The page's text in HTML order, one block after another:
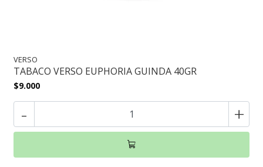
VERSO
TABACO VERSO EUPHORIA GUINDA 40GR
$9.000
- +